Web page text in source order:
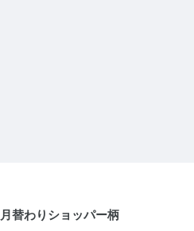
替わりショッパー柄